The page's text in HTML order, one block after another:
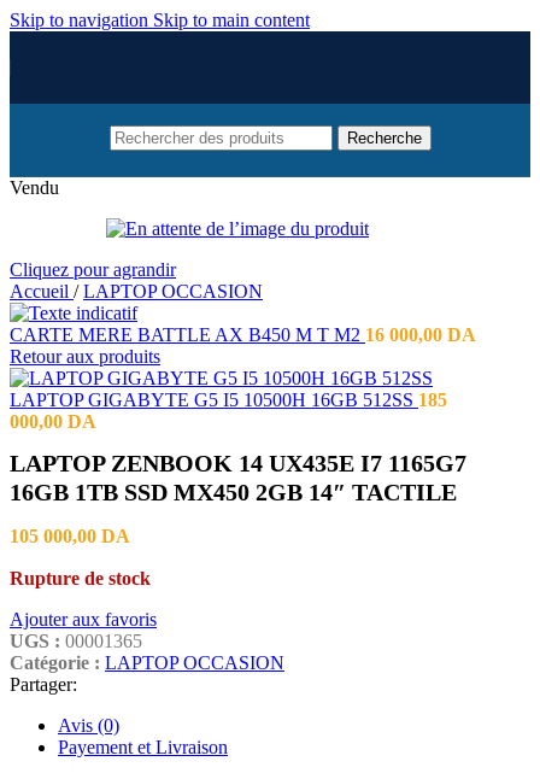
Skip to navigation Skip to main content
Recherche
Vendu
Cliquez pour agrandir
Accueil / LAPTOP OCCASION
CARTE MERE BATTLE AX B450 M T M2 16 000,00 DA
Retour aux produits
LAPTOP GIGABYTE G5 I5 10500H 16GB 512SS 185
000,00 DA
LAPTOP ZENBOOK 14 UX435E I7 1165G7
16GB 1TB SSD MX450 2GB 14″ TACTILE
105 000,00 DA
Rupture de stock
Ajouter aux favoris
UGS : 00001365
Catégorie : LAPTOP OCCASION
Partager:
Avis (0)
Payement et Livraison